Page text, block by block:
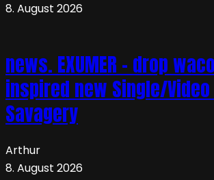
8. August 2026
news. EXUMER – drop
inspired new Single/
Savagery
Arthur
8. August 2026